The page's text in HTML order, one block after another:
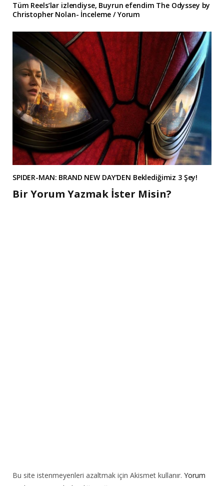
Tüm Reels’lar izlendiyse, Buyrun efendim The Odyssey by
Christopher Nolan- İnceleme / Yorum
SPIDER-MAN: BRAND NEW DAY’DEN Beklediğimiz 3 Şey!
Bir Yorum Yazmak İster Misin?
Bu site istenmeyenleri azaltmak için Akismet kullanır. Yorum